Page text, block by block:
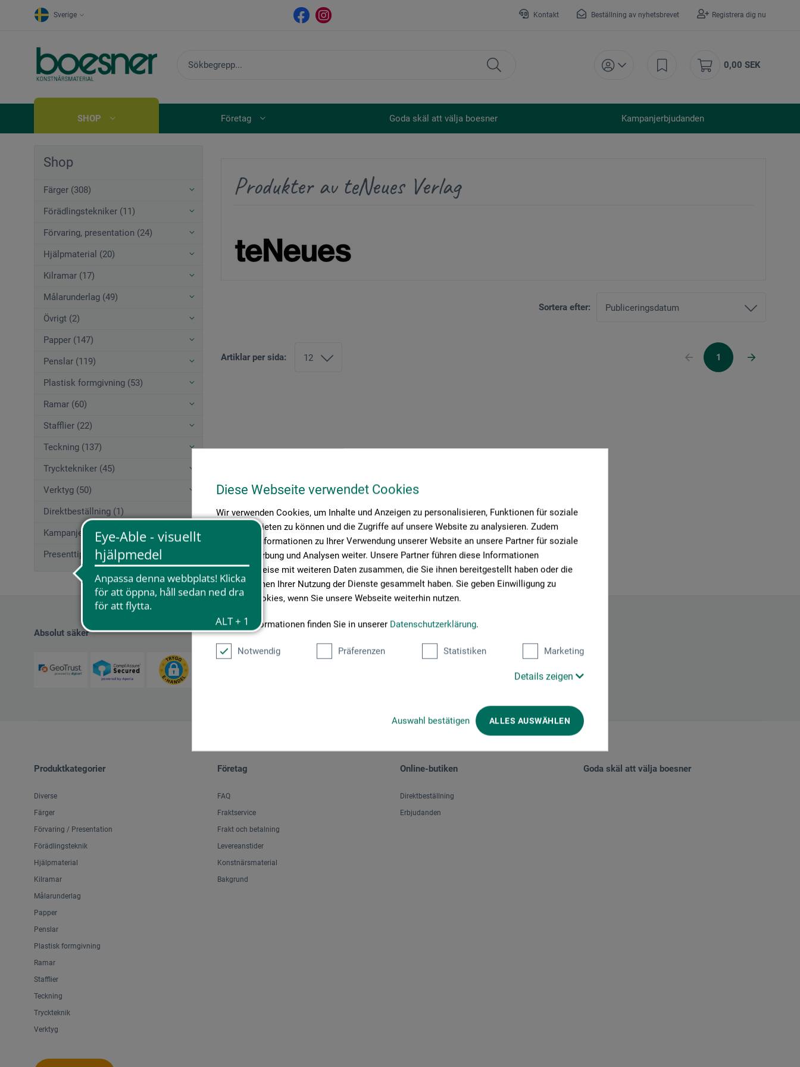
Diese Webseite verwendet Cookies
Wir verwenden Cookies, um Inhalte und Anzeigen zu personalisieren, Funktionen für soziale
Medien anbieten zu können und die Zugriffe auf unsere Website zu analysieren. Zudem
geben wir Informationen zu Ihrer Verwendung unserer Website an unsere Partner für soziale
Medien, Werbung und Analysen weiter. Unsere Partner führen diese Informationen
möglicherweise mit weiteren Daten zusammen, die Sie ihnen bereitgestellt haben oder die
sie im Rahmen Ihrer Nutzung der Dienste gesammelt haben. Sie geben Einwilligung zu
unseren Cookies, wenn Sie unsere Webseite weiterhin nutzen.
Weitere Informationen finden Sie in unserer Datenschutzerklärung.
Notwendig Präferenzen Statistiken Marketing
Details zeigen
Auswahl bestätigen ALLES AUSWÄHLEN
Sverige Kontakt Beställning av nyhetsbrevet Registrera dig nu
0,00 SEK
SHOP Företag Goda skäl att välja boesner Kampanjerbjudanden
Shop
Färger (308)
Förädlingstekniker (11)
Förvaring, presentation (24)
Hjälpmaterial (20)
Kilramar (17)
Målarunderlag (49)
Övrigt (2)
Papper (147)
Penslar (119)
Plastisk formgivning (53)
Ramar (60)
Stafflier (22)
Teckning (137)
Trycktekniker (45)
Verktyg (50)
Direktbeställning (1)
Kampanjerbjudanden
Presenttips (12)
Produkter av teNeues Verlag
Sortera efter:
Artiklar per sida: 1
Absolut säker Välj betalningssätt
Produktkategorier
Diverse
Färger
Förvaring / Presentation
Förädlingsteknik
Hjälpmaterial
Kilramar
Målarunderlag
Papper
Penslar
Plastisk formgivning
Ramar
Stafflier
Teckning
Tryckteknik
Verktyg
Företag
FAQ
Fraktservice
Frakt och betalning
Levereanstider
Konstnärsmaterial
Bakgrund
Online-butiken
Direktbeställning
Erbjudanden
Goda skäl att välja boesner